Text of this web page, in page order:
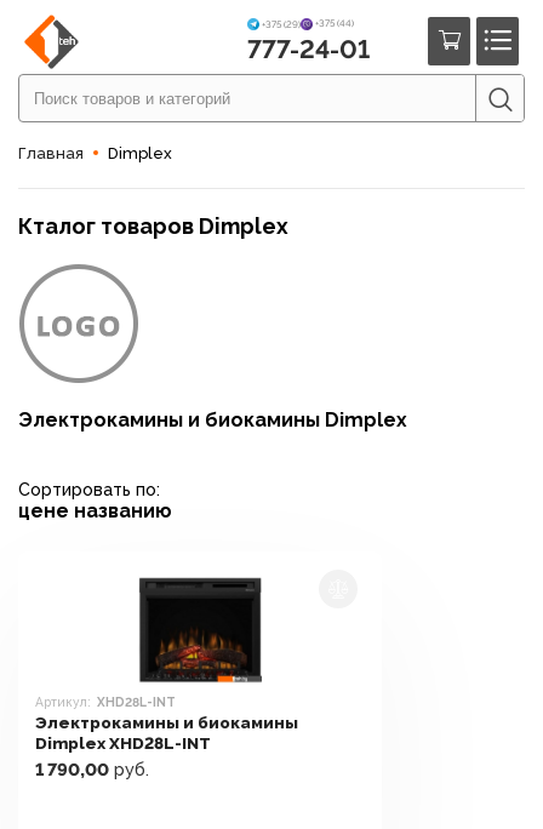
+375 (29) +375 (44)
777-24-01
Главная Dimplex
Кталог товаров Dimplex
Электрокамины и биокамины Dimplex
Сортировать по:
цене названию
Артикул: XHD28L-INT
Электрокамины и биокамины
Dimplex XHD28L-INT
1 790,00 руб.